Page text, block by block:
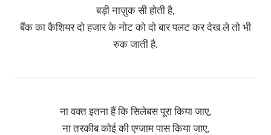
बड़ी नाज़ुक सी होती है,
बैंक का कैशियर दो हजार के नोट को दो बार पलट कर देख ले तो भी
रुक जाती है.
ना वक्त इतना हैं कि सिलेबस पूरा किया जाए,
ना तरकीब कोई की एग्जाम पास किया जाए,